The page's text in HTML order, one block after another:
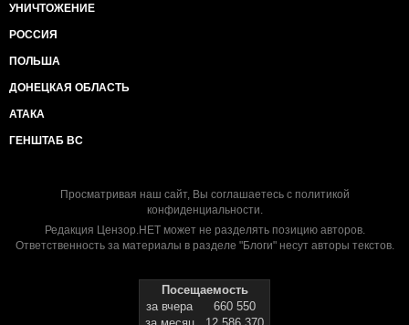
УНИЧТОЖЕНИЕ
РОССИЯ
ПОЛЬША
ДОНЕЦКАЯ ОБЛАСТЬ
АТАКА
ГЕНШТАБ ВС
Просматривая наш сайт, Вы соглашаетесь с политикой
конфиденциальности.
Редакция Цензор.НЕТ может не разделять позицию авторов.
Ответственность за материалы в разделе "Блоги" несут авторы текстов.
Посещаемость
за вчера
660 550